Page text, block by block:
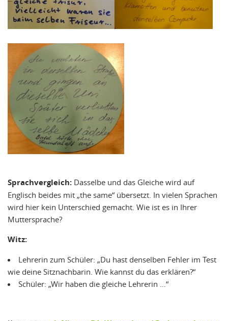
Sprachvergleich: Dasselbe und das Gleiche wird auf
Englisch beides mit „the same“ übersetzt. In vielen Sprachen
wird hier kein Unterschied gemacht. Wie ist es in Ihrer
Muttersprache?
Witz:
Lehrerin zum Schüler: „Du hast denselben Fehler im Test
wie deine Sitznachbarin. Wie kannst du das erklären?“
Schüler: „Wir haben die gleiche Lehrerin …“